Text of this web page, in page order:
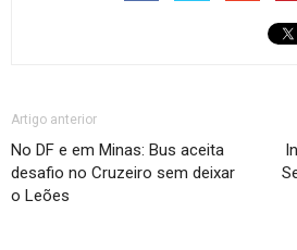
Artigo anterior
No DF e em Minas: Bus aceita
desafio no Cruzeiro sem deixar
o Leões